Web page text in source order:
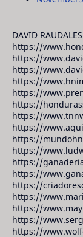
DAVID
https://
https://
https://
https://
https://
https://
https://
https://
https://
https://
https://
https://
https://
https://
https://
https://
https://